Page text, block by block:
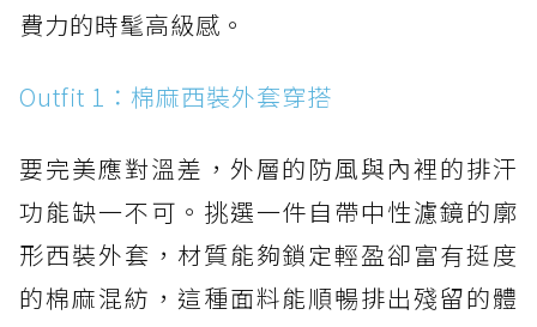
費力的時髦高級感。
Outfit 1：棉麻西裝外套穿搭
要完美應對溫差，外層的防風與內裡的排汗
功能缺一不可。挑選一件自帶中性濾鏡的廓
形西裝外套，材質能夠鎖定輕盈卻富有挺度
的棉麻混紡，這種面料能順暢排出殘留的體